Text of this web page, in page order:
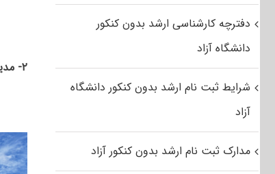
۲- مدیریت دریایی
دفترچه کارشناسی ارشد بدون کنکور
دانشگاه آزاد
شرایط ثبت نام ارشد بدون کنکور دانشگاه
آزاد
مدارک ثبت نام ارشد بدون کنکور آزاد